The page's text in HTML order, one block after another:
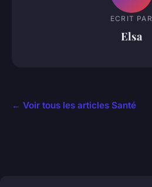
ECRIT PAR
Elsa
← Voir tous les articles Santé